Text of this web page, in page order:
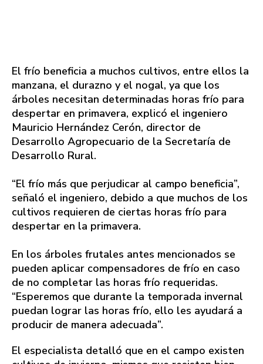
El frío beneficia a muchos cultivos, entre ellos la
manzana, el durazno y el nogal, ya que los
árboles necesitan determinadas horas frío para
despertar en primavera, explicó el ingeniero
Mauricio Hernández Cerón, director de
Desarrollo Agropecuario de la Secretaría de
Desarrollo Rural.
“El frío más que perjudicar al campo beneficia”,
señaló el ingeniero, debido a que muchos de los
cultivos requieren de ciertas horas frío para
despertar en la primavera.
En los árboles frutales antes mencionados se
pueden aplicar compensadores de frío en caso
de no completar las horas frío requeridas.
“Esperemos que durante la temporada invernal
puedan lograr las horas frío, ello les ayudará a
producir de manera adecuada”.
El especialista detalló que en el campo existen